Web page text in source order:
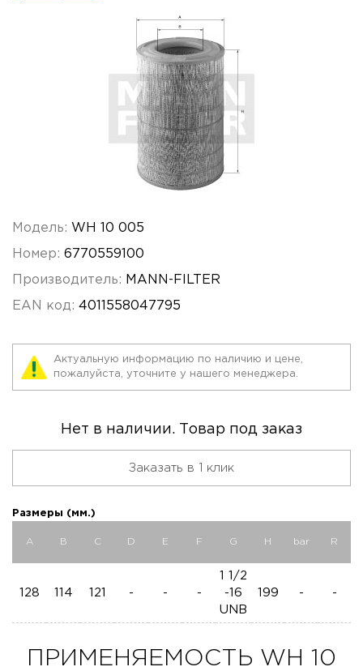
Модель: WH 10 005
Номер: 6770559100
Производитель: MANN-FILTER
EAN код: 4011558047795
Актуальную информацию по наличию и цене,
пожалуйста, уточните у нашего менеджера.
Нет в наличии. Товар под заказ
Заказать в 1 клик
Размеры (мм.)
A B C D E F G H bar R
128 114 121 - - -
1 1/2
-16
UNB
199 - -
ПРИМЕНЯЕМОСТЬ WH 10